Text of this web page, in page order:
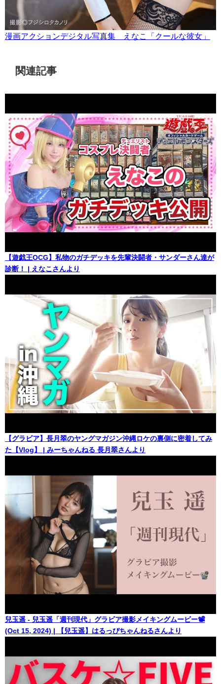
漫画アクションデジタル写真集 えなこ「クールな彼女」
関連記事
【遊戯王OCG】私物のガチデッキを先輩決闘者・サンダーさん達が
診断！ | えなこさんより
【グラビア】長月翠のヤングマガジン沖縄ロケの裏側に密着してみ
た【Vlog】 | みーちゃんねる 長月翠さんより
兒玉遥 - 兒玉遥「週刊現代」グラビア撮影メイキングムービー📽️
(Oct 15, 2024) | 【兒玉遥】はるっぴちゃんねるさんより